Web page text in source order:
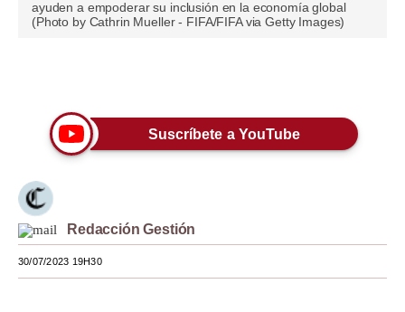
Tendencias
Lujo
Viajes
Moda
ayuden a empoderar su inclusión en la economía global
(Photo by Cathrin Mueller - FIFA/FIFA via Getty Images)
Suscríbete a YouTube
Redacción Gestión
30/07/2023 19H30